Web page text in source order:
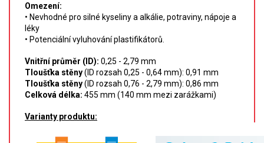
KYVETY
PŘÍPRAVA VZORKŮ
OTEVŘENÝ ROZKLAD
MIKROVLNNÝ ROZKLAD
TLAKOVÉ AUTOKLÁVY
Omezení:
• Nevhodné pro silné kyseliny a alkálie, potraviny, nápoje a
léky
• Potenciální vyluhování plastifikátorů.
Vnitřní průměr (ID): 0,25 - 2,79 mm
Tloušťka stěny(ID rozsah 0,25 - 0,64 mm): 0,91 mm
Tloušťka stěny(ID rozsah 0,76 - 2,79 mm): 0,86 mm
Celková délka: 455 mm (140 mm mezi zarážkami)
Varianty produktu: